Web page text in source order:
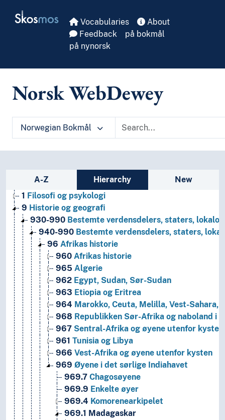
Skosmos Vocabularies
About
Feedback
på bokmål
på nynorsk
Norsk WebDewey
Norwegian Bokmål
Sidebar listing: list and traverse
A-Z Hierarchy
New
1 Filosofi og psykologi
9 Historie og geografi
930-990 Bestemte verdensdelers, staters,
940-990 Bestemte verdensdelers, staters,
96 Afrikas historie
960 Afrikas historie
965 Algerie
962 Egypt, Sudan, Sør-Sudan
963 Etiopia og Eritrea
964 Marokko, Ceuta, Melilla, Vest-Sahara,
968 Republikken Sør-Afrika og naboland i
967 Sentral-Afrika og øyene utenfor kysten
961 Tunisia og Libya
966 Vest-Afrika og øyene utenfor kysten
969 Øyene i det sørlige Indiahavet
969.7 Chagosøyene
969.9 Enkelte øyer
969.4 Komorenearkipelet
969.1 Madagaskar